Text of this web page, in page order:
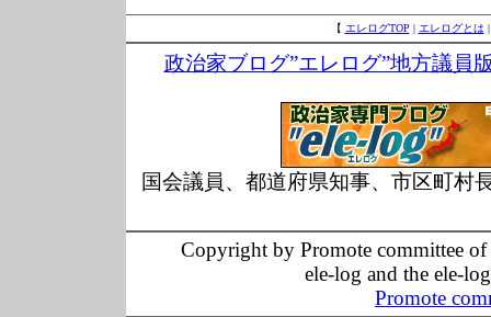
【 エレログTOP | エレログとは
政治家ブログ”エレログ”地方議員
国会議員、都道府県知事、市区町村
Copyright by Promote committee
ele-log and the ele-
Promote